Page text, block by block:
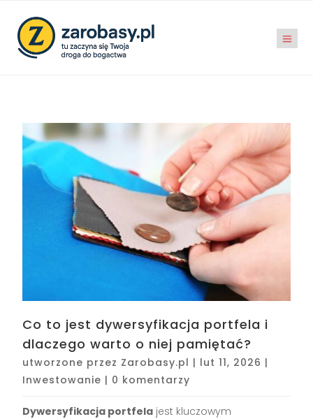
Co to jest dywersyfikacja portfela i
dlaczego warto o niej pamiętać?
utworzone przez Zarobasy.pl | lut 11, 2026 |
Inwestowanie | 0 komentarzy
Dywersyfikacja portfela jest kluczowym